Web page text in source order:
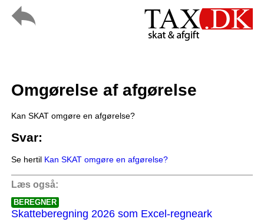
Omgørelse af afgørelse
Kan SKAT omgøre en afgørelse?
Svar:
Se hertil Kan SKAT omgøre en afgørelse?
Læs også:
BEREGNER
Skatteberegning 2026 som Excel-regneark